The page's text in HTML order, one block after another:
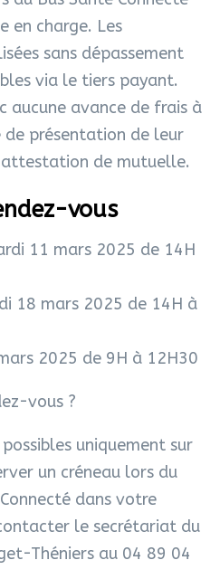
en charge. Les
sans dépassement
via le tiers payant.
aucune avance de frais à
de présentation de leur
de mutuelle.
vous
11 mars 2025 de 14H
18 mars 2025 de 14H à
2025 de 9H à 12H30
vous ?
uniquement sur
un créneau lors du
dans votre
le secrétariat du
Théniers au 04 89 04